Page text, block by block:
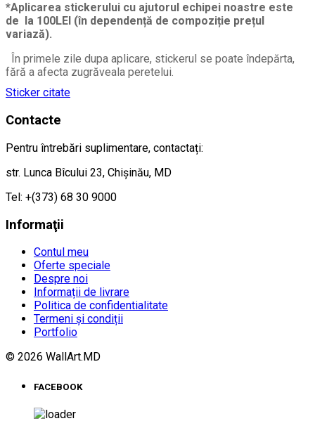
*Aplicarea stickerului cu ajutorul echipei noastre este
de la 100LEI (în dependență de compoziție prețul
variază).
În primele zile dupa aplicare, stickerul se poate îndepărta,
fără a afecta zugrăveala peretelui.
Sticker citate
Contacte
Pentru întrebări suplimentare, contactați:
str. Lunca Bîcului 23, Chișinău, MD
Tel: +(373) 68 30 9000
Informaţii
Contul meu
Oferte speciale
Despre noi
Informații de livrare
Politica de confidentialitate
Termeni și condiții
Portfolio
© 2026 WallArt.MD
FACEBOOK